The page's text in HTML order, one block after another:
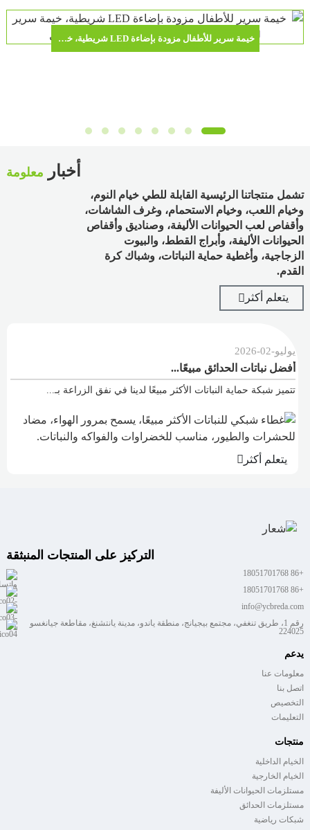
خيمة سرير للأطفال مزودة بإضاءة LED شريطية، خيمة سرير للأطفال الصغار، بيت ألعاب قابل للطي للأطفال
أخبار معلومة
تشمل منتجاتنا الرئيسية القابلة للطي خيام النوم،
وخيام اللعب، وخيام الاستحمام، وغرف الشاشات،
وأقفاص لعب الحيوانات الأليفة، وصناديق وأقفاص
الحيوانات الأليفة، وأبراج القطط، والبيوت
الزجاجية، وأغطية حماية النباتات، وشباك كرة
القدم.
يتعلم أكثر
أكثر
02
-
2026
نباتات الحدائق مبيعًا...
شبكة حماية النباتات الأكثر مبيعًا لدينا في نفق الزراعة بـ...
التركيز على المنتجات المنبثقة
+86 18051701768
+86 18051701768
info@ycbreda.com
رقم 1، طريق تنغفي، مجتمع بيجيانج، منطقة ياندو، مدينة يانتشنغ، مقاطعة جيانغسو
224025
يدعم
معلومات عنا
اتصل بنا
التخصيص
التعليمات
منتجات
الخيام الداخلية
الخيام الخارجية
مستلزمات الحيوانات الأليفة
مستلزمات الحدائق
شبكات رياضية